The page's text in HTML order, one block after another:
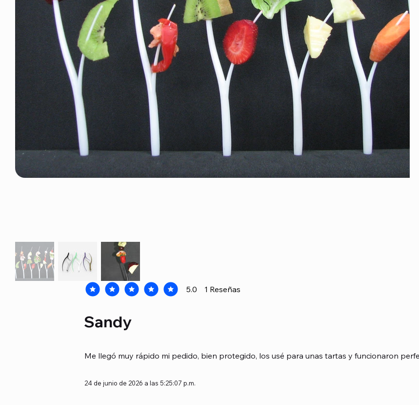
5.0 1 Reseñas
la calificación promedio es 5 de 5, basada en 1 votos, Reseñas
Sandy
Me llegó muy rápido mi pedido, bien protegido, los usé para unas tartas y funcionaron
24 de junio de 2026 a las 5:25:07 p.m.